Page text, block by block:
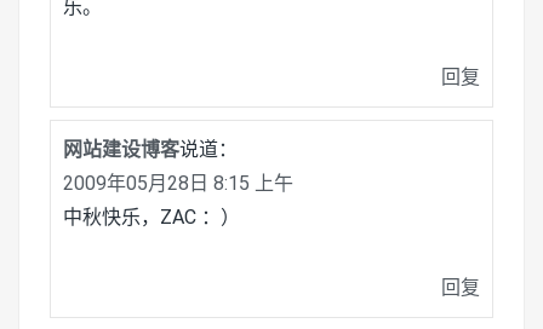
乐。
回复
网站建设博客说道：
2009年05月28日 8:15 上午
中秋快乐，ZAC ：）
回复